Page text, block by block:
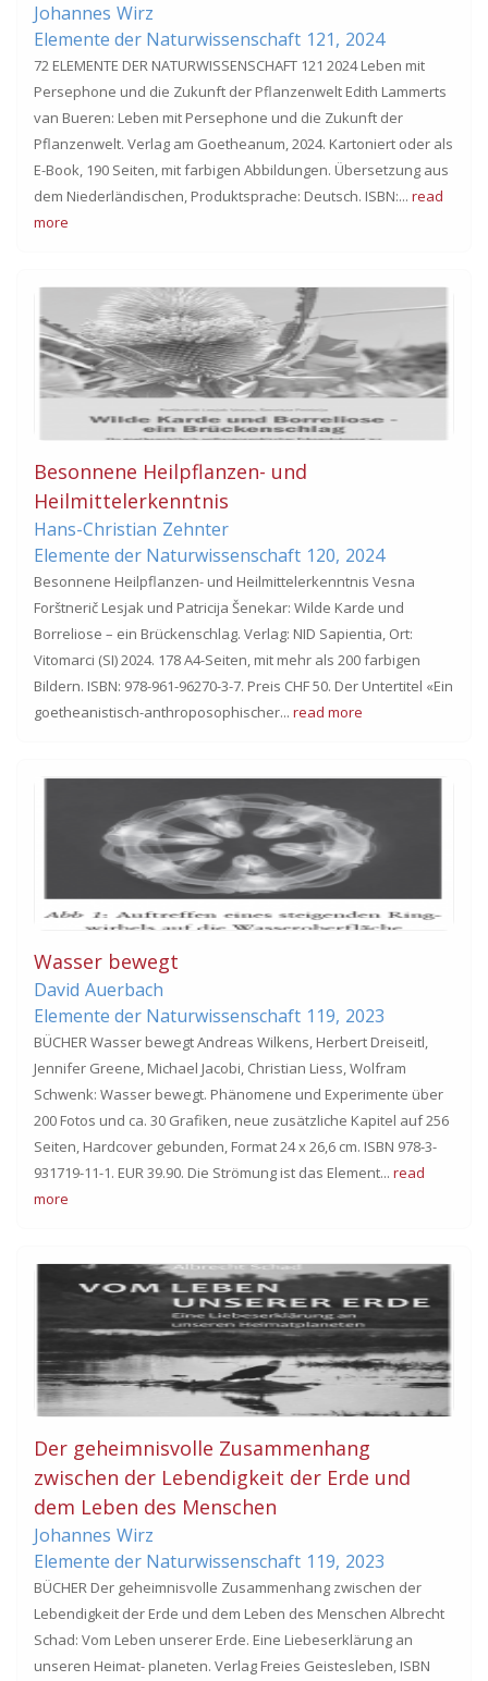
Johannes Wirz
Elemente der Naturwissenschaft 121, 2024
72 ELEMENTE DER NATURWISSENSCHAFT 121 2024 Leben mit
Persephone und die Zukunft der Pflanzenwelt Edith Lammerts
van Bueren: Leben mit Persephone und die Zukunft der
Pflanzenwelt. Verlag am Goetheanum, 2024. Kartoniert oder als
E-Book, 190 Seiten, mit farbigen Abbildungen. Übersetzung aus
dem Niederländischen, Produktsprache: Deutsch. ISBN:... read
more
Besonnene Heilpflanzen- und
Heilmittelerkenntnis
Hans-Christian Zehnter
Elemente der Naturwissenschaft 120, 2024
Besonnene Heilpflanzen- und Heilmittelerkenntnis Vesna
Forštnerič Lesjak und Patricija Šenekar: Wilde Karde und
Borreliose – ein Brückenschlag. Verlag: NID Sapientia, Ort:
Vitomarci (SI) 2024. 178 A4-Seiten, mit mehr als 200 farbigen
Bildern. ISBN: 978-961-96270-3-7. Preis CHF 50. Der Untertitel «Ein
goetheanistisch-anthroposophischer... read more
Wasser bewegt
David Auerbach
Elemente der Naturwissenschaft 119, 2023
BÜCHER Wasser bewegt Andreas Wilkens, Herbert Dreiseitl,
Jennifer Greene, Michael Jacobi, Christian Liess, Wolfram
Schwenk: Wasser bewegt. Phänomene und Experimente über
200 Fotos und ca. 30 Grafiken, neue zusätzliche Kapitel auf 256
Seiten, Hardcover gebunden, Format 24 x 26,6 cm. ISBN 978-3-
931719-11-1. EUR 39.90. Die Strömung ist das Element... read
more
Der geheimnisvolle Zusammenhang
zwischen der Lebendigkeit der Erde und
dem Leben des Menschen
Johannes Wirz
Elemente der Naturwissenschaft 119, 2023
BÜCHER Der geheimnisvolle Zusammenhang zwischen der
Lebendigkeit der Erde und dem Leben des Menschen Albrecht
Schad: Vom Leben unserer Erde. Eine Liebeserklärung an
unseren Heimat- planeten. Verlag Freies Geistesleben, ISBN